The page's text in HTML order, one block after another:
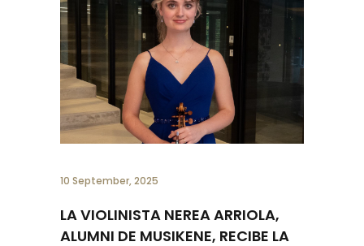
10 September, 2025
LA VIOLINISTA NEREA ARRIOLA,
ALUMNI DE MUSIKENE, RECIBE LA